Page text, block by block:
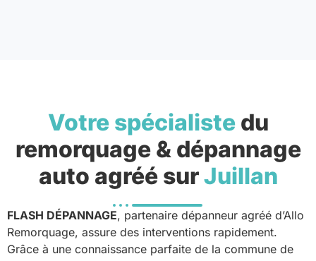
Votre spécialistedu
remorquage & dépannage
auto agréé surJuillan
FLASH DÉPANNAGE, partenaire dépanneur agréé d’Allo
Remorquage, assure des interventions rapidement.
Grâce à une connaissance parfaite de la commune de